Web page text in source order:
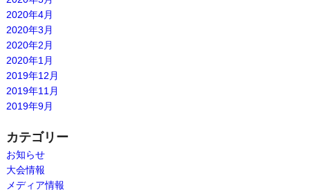
2020年4月
2020年3月
2020年2月
2020年1月
2019年12月
2019年11月
2019年9月
カテゴリー
お知らせ
大会情報
メディア情報